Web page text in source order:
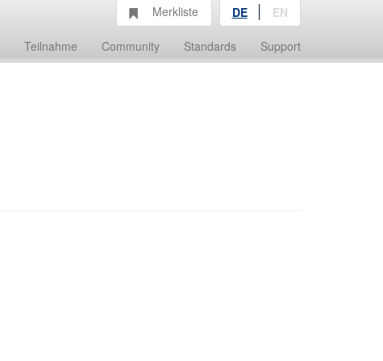
Teilnahme Community Standards Support
Merkliste DE EN